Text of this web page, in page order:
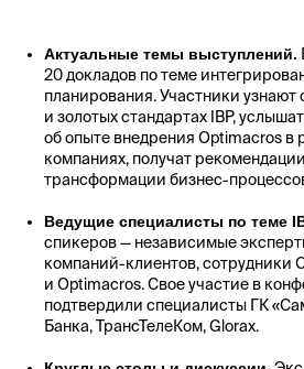
Актуальные темы выступлений.
20 докладов по теме
планирования. Участники узнают
и золотых стандартах IBP,
об опыте внедрения Optimacros в
компаниях, получат
трансформации бизнес-
Ведущие специалисты по теме
спикеров — независимые
компаний-клиентов, сотрудники
и Optimacros. Свое участие в
подтвердили специалисты ГК
Банка, ТрансТелеКом, Glorax.